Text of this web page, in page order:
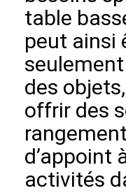
table
peut ainsi
des
offrir des
d’appoint
activités